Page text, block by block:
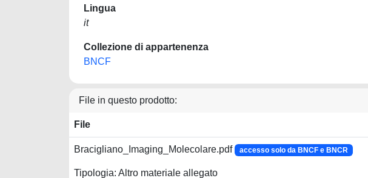
Lingua
it
Collezione di appartenenza
BNCF
File in questo prodotto:
File
Bracigliano_Imaging_Molecolare.pdf accesso solo da BNCF e BNCR
Tipologia: Altro materiale allegato